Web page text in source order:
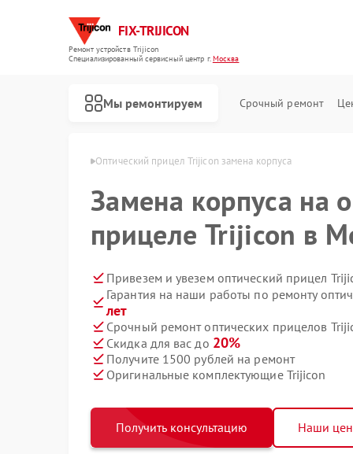
FIX-TRIJICON
Ремонт устройств Trijicon
Специализированный cервисный центр г.Москва
Мы ремонтируем Срочный ремонт
Trijicon в Москве Оптический прицел Trijicon замена корпуса
Замена корпуса на
прицеле Trijicon в
Привезем и увезем оптический прицел
Гарантия на наши работы по ремонту
лет
Срочный ремонт оптических прицелов
Скидка для вас до 20%
Получите 1500 рублей на ремонт
Оригинальные комплектующие Trijicon
Получить консультацию Наши